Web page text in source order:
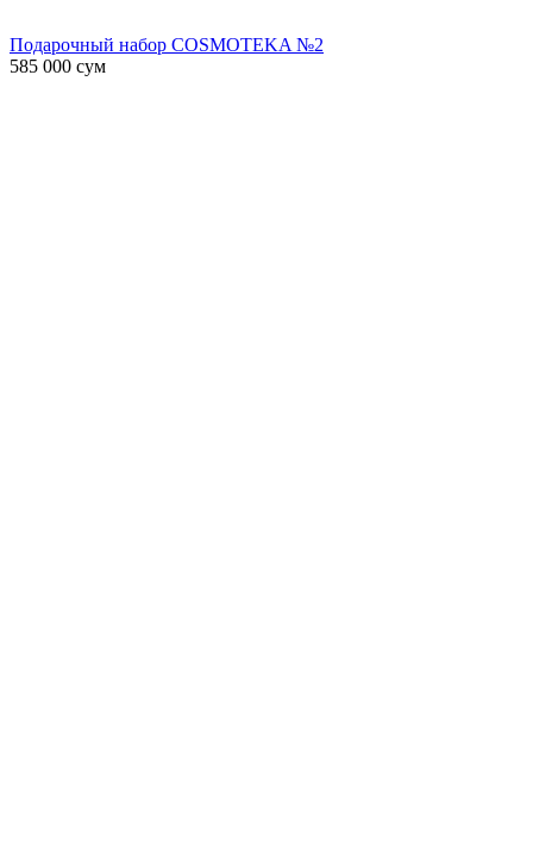
Подарочный набор COSMOTEKA №2
585 000 сум